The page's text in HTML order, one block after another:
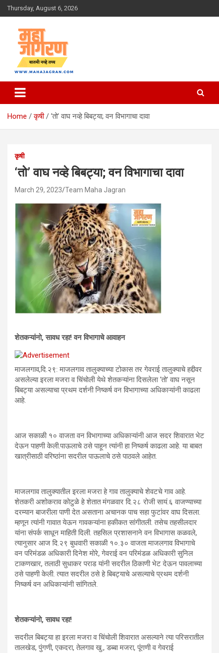
Skip
to
Thursday, August 6, 2026
महा जागरण
Home कृषी ‘तो’ वाघ नव्हे बिबट्या; वन विभागाचा दावा
कृषी
‘तो’ वाघ नव्हे बिबट्या; वन विभागाचा दावा
March 29, 2023 Team Maha Jagran
शेतकऱ्यांनो, सावध रहा! वन विभागाचे आवाहन
माजलगाव,दि.२९: माजलगाव तालुक्याच्या टोकास तर गेवराई तालुक्याचे हद्दीवर
असलेल्या इरला मजरा व चिंचोली येथे शेतकऱ्यांना दिसलेला ‘तो’ वाघ नसून
बिबट्या असल्याचा प्रथम दर्शनी निष्कर्ष वन विभागाच्या अधिकाऱ्यांनी काढला
आहे.
आज सकाळी १० वाजता वन विभागाच्या अधिकाऱ्यांनी आज सदर शिवारात भेट
देऊन पाहणी केली.पाऊलाचे ठसे पाहून त्यांनी हा निष्कर्ष काढला आहे. या बाबत
खात्रीसाठी वरिष्ठांना सदरील पाऊलाचे ठसे पाठवले आहेत.
माजलगाव तालुक्यातील इरला मजरा हे गाव तालुक्याचे शेवटचे गाव आहे.
शेतकरी अशोकराव कोटुळे हे शेतात मंगळवार दि.२८ रोजी सायं.६ वाजण्याच्या
दरम्यान बाजरीला पाणी देत असताना अचानक पाच सहा फुटांवर वाघ दिसला.
म्हणून त्यांनी गावात येऊन गावकऱ्यांना हकीकत सांगीतली. तसेच तहसीलदार
यांना संपर्क साधून माहिती दिली. तहसिल प्रशासनाने वन विभागास कळवले,
त्यानुसार आज दि.२९ बुधवारी सकाळी १०.३० वाजता माजलगाव विभागाचे
वन परिमंडळ अधिकारी दिनेश मोरे, गेवराई वन परिमंडळ अधिकारी सुनिल
टाकणखार, तलाठी सुधाकर पराड यांनी सदरील ठिकाणी भेट देऊन पावलाच्या
ठसे पाहणी केली. त्यात सदरील ठसे हे बिबट्याचे असल्याचे प्रथम दर्शनी
निष्कर्ष वन अधिकाऱ्यांनी सांगितले.
शेतकऱ्यांनो, सावध रहा!
सदरील बिबट्या हा इरला मजरा व चिंचोली शिवारात असल्याने त्या परिसरातील
तालखेड, पुंगणी, एकदरा, तेलगाव खु., डब्बा मजरा, पूंगणी व गेवराई